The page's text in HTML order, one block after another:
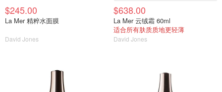
$245.00
La Mer 精粹水面膜
David Jones
$638.00
La Mer 云绒霜 60ml
适合所有肤质质地更轻薄
David Jones